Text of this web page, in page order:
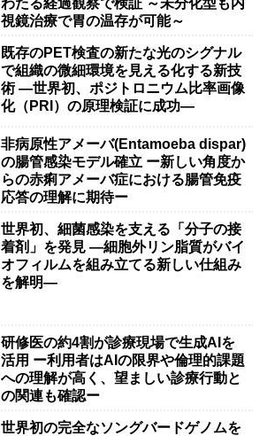
わたる経過観察で検証 ～未分化型も内
視鏡治療で胃の温存が可能～
既存のPET検査の新たな光のシグナル
で組織の微細環境を見える化する新技
術 ―世界初、ポジトロニウム比率画像
化（PRI）の原理検証に成功―
非病原性アメーバ(Entamoeba dispar)
の腸管感染モデル確立 ー新しい角度か
らの赤痢アメーバ症における腸管免疫
応答の理解に期待ー
世界初、細菌感染を支える「分子の接
着剤」を発見 ―細胞外リン脂質がバイ
オフィルムを組み立てる新しい仕組み
を解明―
研修医の約4割が診療現場で生成AIを
活用 ー利用者はAIの限界や倫理的課題
への理解が高く、望ましい診療行動と
の関連も確認ー
世界初の完全なソングバードゲノムを